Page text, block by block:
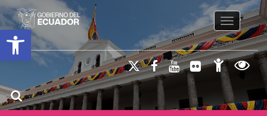
Open toolbar
Toggle